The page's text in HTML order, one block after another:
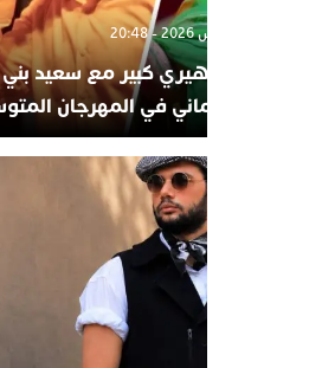
جماهيري كبير مع سعيد بني شيكر
الرحماني في المهرجان المتوسطي